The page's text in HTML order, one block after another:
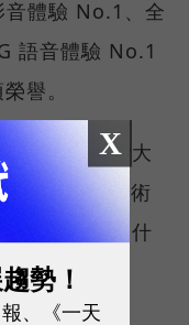
音體驗 No.1、全
語音體驗 No.1
譽。
更代表台灣大
設與 5G 技術
思考：究竟什
X
勢！
、《一天